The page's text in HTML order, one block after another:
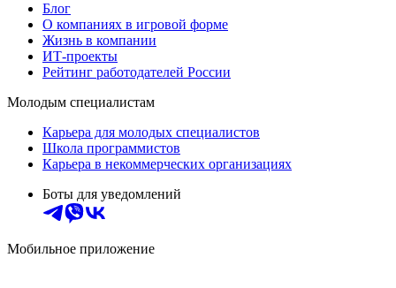
Блог
О компаниях в игровой форме
Жизнь в компании
ИТ-проекты
Рейтинг работодателей России
Молодым специалистам
Карьера для молодых специалистов
Школа программистов
Карьера в некоммерческих организациях
Боты для уведомлений
Мобильное приложение